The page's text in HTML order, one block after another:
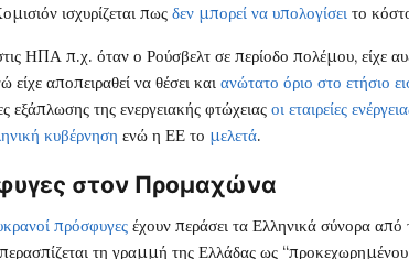
ισχυρίζεται πως δεν μπορεί να υπολογίσει το
ΗΠΑ π.χ. όταν ο Ρούσβελτ σε περίοδο πολέμου, είχε
είχε αποπειραθεί να θέσει και ανώτατο όριο στο ετήσιο
εξάπλωσης της ενεργειακής φτώχειας οι εταιρείες
κυβέρνηση ενώ η ΕΕ το μελετά.
στον Προμαχώνα
πρόσφυγες έχουν περάσει τα Ελληνικά σύνορα
τη γραμμή της Ελλάδας ως